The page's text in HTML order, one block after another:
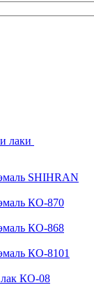
лаки
SHIHRAN
КО-870
КО-868
КО-8101
КО-08